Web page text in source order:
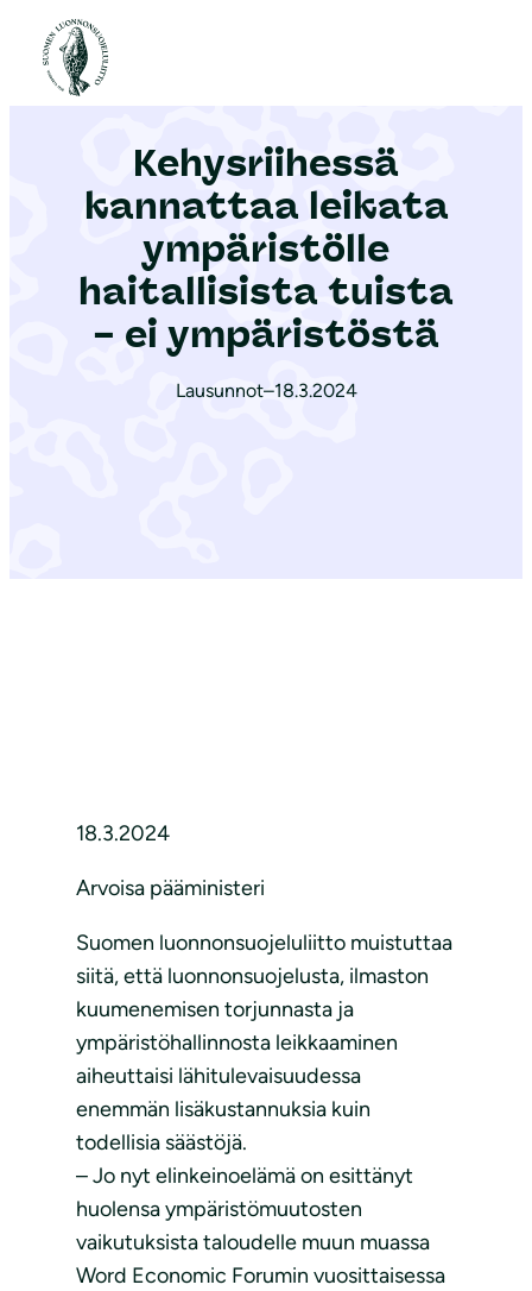
Etusivu
Kehysriihessä
kannattaa leikata
ympäristölle
haitallisista tuista
– ei ympäristöstä
Lausunnot–18.3.2024
18.3.2024
Arvoisa pääministeri
Suomen luonnonsuojeluliitto muistuttaa
siitä, että luonnonsuojelusta, ilmaston
kuumenemisen torjunnasta ja
ympäristöhallinnosta leikkaaminen
aiheuttaisi lähitulevaisuudessa
enemmän lisäkustannuksia kuin
todellisia säästöjä.
– Jo nyt elinkeinoelämä on esittänyt
huolensa ympäristömuutosten
vaikutuksista taloudelle muun muassa
Word Economic Forumin vuosittaisessa